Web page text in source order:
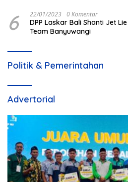
6 22/01/2023 0 Komentar
DPP Laskar Bali Shanti Jet
Team Banyuwangi
Politik & Pemerintahan
Advertorial